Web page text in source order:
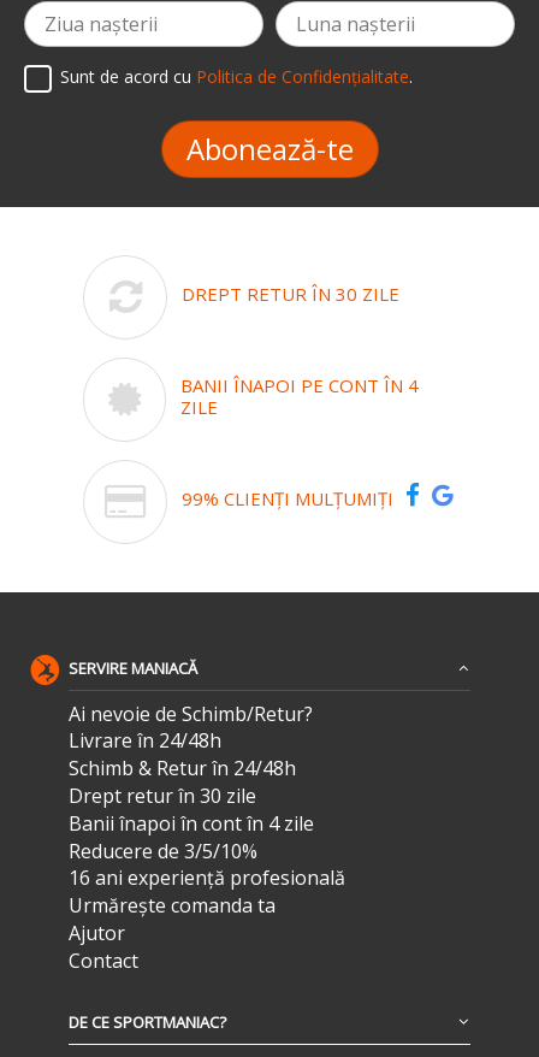
Sunt de acord cu Politica de Confidențialitate.
Abonează-te
DREPT RETUR ÎN 30 ZILE
BANII ÎNAPOI PE CONT ÎN 4
ZILE
99% CLIENȚI MULȚUMIȚI
SERVIRE MANIACĂ
Ai nevoie de Schimb/Retur?
Livrare în 24/48h
Schimb & Retur în 24/48h
Drept retur în 30 zile
Banii înapoi în cont în 4 zile
Reducere de 3/5/10%
16 ani experiență profesională
Urmărește comanda ta
Ajutor
Contact
DE CE SPORTMANIAC?